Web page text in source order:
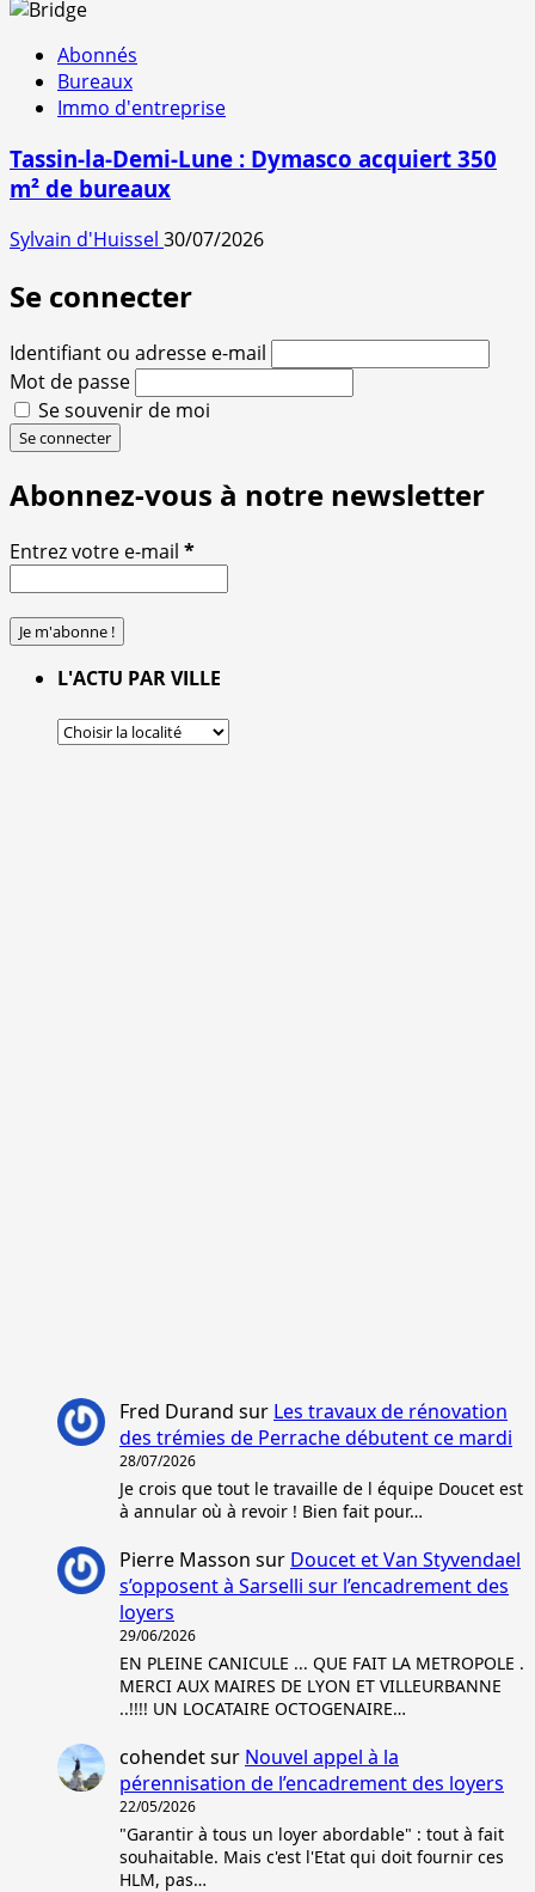
Abonnés
Bureaux
Immo d'entreprise
Tassin-la-Demi-Lune : Dymasco acquiert 350
m² de bureaux
Sylvain d'Huissel 30/07/2026
Se connecter
Identifiant ou adresse e-mail
Mot de passe
Se souvenir de moi
Se connecter
Abonnez-vous à notre newsletter
Entrez votre e-mail *
L'ACTU PAR VILLE
Fred Durand sur Les travaux de rénovation
des trémies de Perrache débutent ce mardi
28/07/2026
Je crois que tout le travaille de l équipe Doucet est
à annular où à revoir ! Bien fait pour…
Pierre Masson sur Doucet et Van Styvendael
s’opposent à Sarselli sur l’encadrement des
loyers
29/06/2026
EN PLEINE CANICULE ... QUE FAIT LA METROPOLE .
MERCI AUX MAIRES DE LYON ET VILLEURBANNE
..!!!! UN LOCATAIRE OCTOGENAIRE…
cohendetsur Nouvel appel à la
pérennisation de l’encadrement des loyers
22/05/2026
"Garantir à tous un loyer abordable" : tout à fait
souhaitable. Mais c'est l'Etat qui doit fournir ces
HLM, pas…